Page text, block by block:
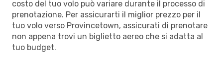
costo del tuo volo può variare durante il processo di
prenotazione. Per assicurarti il miglior prezzo per il
tuo volo verso Provincetown, assicurati di prenotare
non appena trovi un biglietto aereo che si adatta al
tuo budget.